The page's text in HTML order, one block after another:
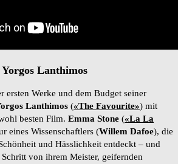
Lanthimos
ersten Werke und dem Budget seiner
Lanthimos («The Favourite») mit
besten Film. Emma Stone («La La
eines Wissenschaftlers (Willem Dafoe), die
und Hässlichkeit entdeckt – und
von ihrem Meister, geifernden